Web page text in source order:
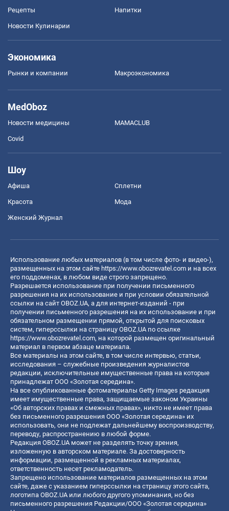
Рецепты Напитки
Новости Кулинарии
Экономика
Рынки и компании Mакроэкономика
MedOboz
Новости медицины MAMACLUB
Covid
Шоу
Афиша Сплетни
Красота Мода
Женский Журнал
Использование любых материалов (в том числе фото- и видео-),
размещенных на этом сайте https://www.obozrevatel.com и на всех
его поддоменах, в любом виде строго запрещено.
Разрешается использование при получении письменного
разрешения на их использование и при условии обязательной
ссылки на сайт OBOZ.UA, а для интернет-изданий - при
получении письменного разрешения на их использование и при
обязательном размещении прямой, открытой для поисковых
систем, гиперссылки на страницу OBOZ.UA по ссылке
https://www.obozrevatel.com, на которой размещен оригинальный
материал в первом абзаце материала.
Все материалы на этом сайте, в том числе интервью, статьи,
исследования – служебные произведения журналистов
редакции, исключительные имущественные права на которые
принадлежат ООО «Золотая середина».
На все опубликованные фотоматериалы Getty Images редакция
имеет имущественные права, защищаемые законом Украины
«Об авторских правах и смежных правах», никто не имеет права
без письменного разрешения ООО «Золотая середина» их
использовать, они не подлежат дальнейшему воспроизводству,
переводу, распространению в любой форме.
Редакция OBOZ.UA может не разделять точку зрения,
изложенную в авторском материале. За достоверность
информации, размещенной в рекламных материалах,
ответственность несет рекламодатель.
Запрещено использование материалов размещенных на этом
сайте, даже с указанием гиперссылки на страницу этого сайта,
логотипа OBOZ.UA или любого другого упоминания, но без
письменного разрешения Редакции/ООО «Золотая середина»